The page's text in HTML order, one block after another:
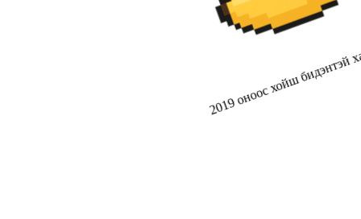
2019 оноос хойш